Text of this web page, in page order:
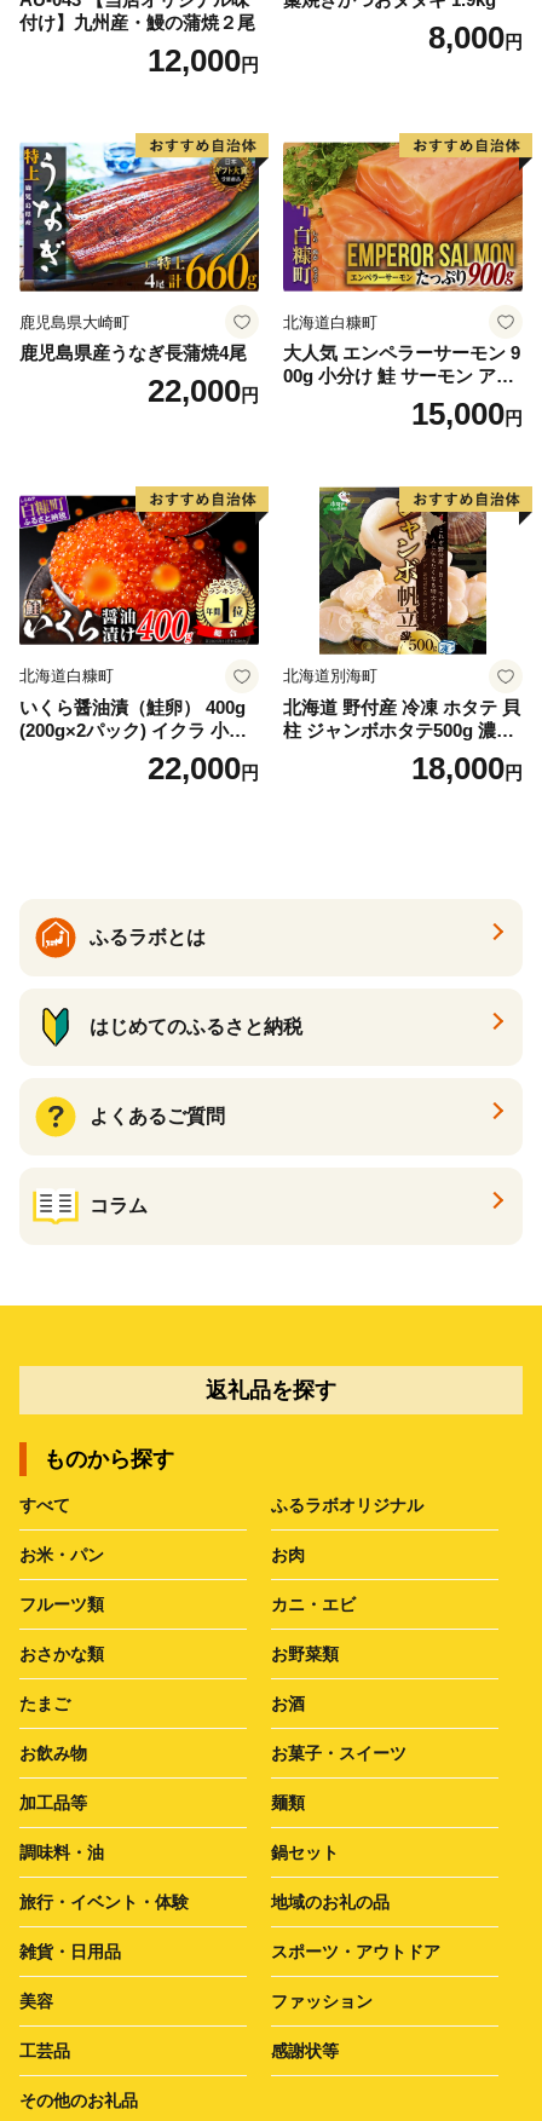
付け】九州産・鰻の蒲焼２尾
12,000円
8,000円
鹿児島県大崎町
鹿児島県産うなぎ長蒲焼4尾
22,000円
北海道白糠町
大人気 エンペラーサーモン 9
00g 小分け 鮭 サーモン アト
ランティックサーモン 水産
庁長官賞 受賞 さけ シャケ し
満足 美味しい 贈答 生食用 刺
身 お刺身 刺し身 魚介類 海鮮
冷凍 厚切り 薄切り ふるさと
納税 ふるさとチョイス チョ
イス 北海道 白糠町
15,000円
北海道白糠町
いくら醤油漬（鮭卵） 400g
(200g×2パック) イクラ 小分
け いくら醤油漬 鮭いくら い
くら醤油漬け 鮭 鮭卵 ikura
22,000円
北海道別海町
北海道 野付産 冷凍 ホタテ 貝
柱 ジャンボホタテ500g 濃厚
な旨味と甘み （ほたて ホタ
テ 帆立 貝柱 ホタテ貝柱 大玉
18,000円
ふるラボとは
はじめてのふるさと納税
よくあるご質問
コラム
返礼品を探す
ものから探す
すべて ふるラボオリジナル
お米・パン お肉
フルーツ類 カニ・エビ
おさかな類 お野菜類
たまご お酒
お飲み物 お菓子・スイーツ
加工品等 麺類
調味料・油 鍋セット
旅行・イベント・体験 地域のお礼の品
雑貨・日用品 スポーツ・アウトドア
美容 ファッション
工芸品 感謝状等
その他のお礼品